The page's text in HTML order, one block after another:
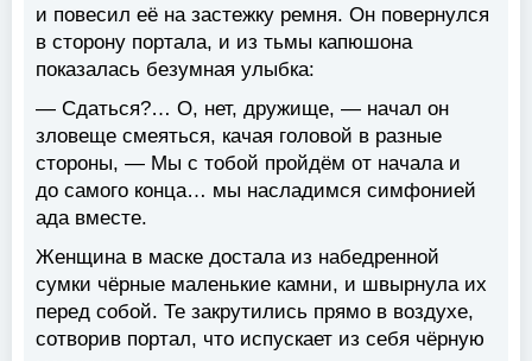
и повесил её на застежку ремня. Он повернулся
в сторону портала, и из тьмы капюшона
показалась безумная улыбка:
— Сдаться?… О, нет, дружище, — начал он
зловеще смеяться, качая головой в разные
стороны, — Мы с тобой пройдём от начала и
до самого конца… мы насладимся симфонией
ада вместе.
Женщина в маске достала из набедренной
сумки чёрные маленькие камни, и швырнула их
перед собой. Те закрутились прямо в воздухе,
сотворив портал, что испускает из себя чёрную